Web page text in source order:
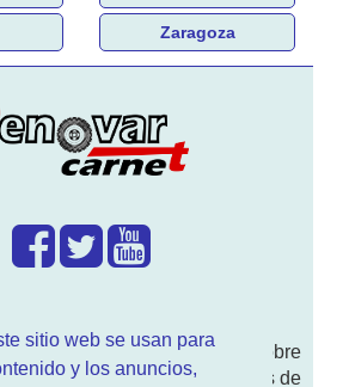
sitio web se usan para
y los anuncios,
Zaragoza
Te contamos sobre
permisode conducir, noticias de